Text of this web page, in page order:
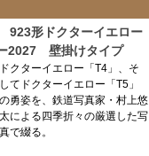
形ドクターイエロー
2027 壁掛けタイプ
ドクターイエロー「T4」、そ
してドクターイエロー「T5」
の勇姿を、鉄道写真家・村上悠
太による四季折々の厳選した写
真で綴る。